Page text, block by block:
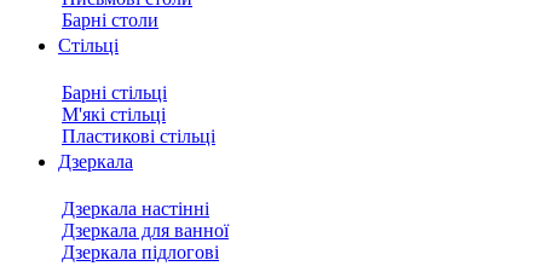
Барні столи
Стільці
Барні стільці
М'які стільці
Пластикові стільці
Дзеркала
Дзеркала настінні
Дзеркала для ванної
Дзеркала підлогові